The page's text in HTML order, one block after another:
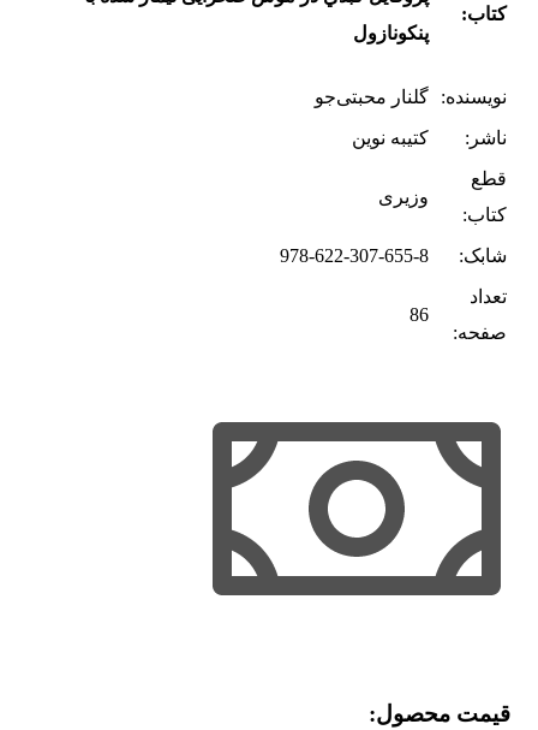
کتاب:
ﭘﻨﮑﻮﻧﺎزول
نویسنده:
ﮔﻠﻨﺎر ﻣﺤﺒﺘﯽ‌ﺟﻮ
ناشر:
کتیبه نوین
قطع
کتاب:
وزیری
شابک:
978-622-307-655-8
تعداد
صفحه:
86
قیمت محصول:​